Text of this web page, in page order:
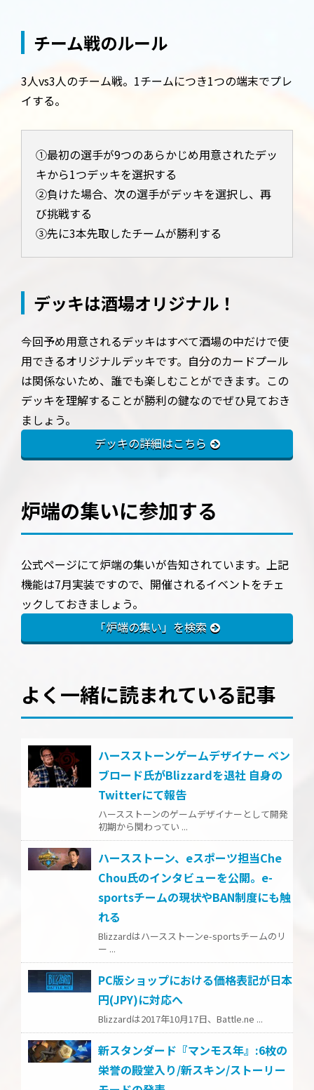
チーム戦のルール
3人vs3人のチーム戦。1チームにつき1つの端末でプレ
イする。
①最初の選手が9つのあらかじめ用意されたデッ
キから1つデッキを選択する
②負けた場合、次の選手がデッキを選択し、再
び挑戦する
③先に3本先取したチームが勝利する
デッキは酒場オリジナル！
今回予め用意されるデッキはすべて酒場の中だけで使
用できるオリジナルデッキです。自分のカードプール
は関係ないため、誰でも楽しむことができます。この
デッキを理解することが勝利の鍵なのでぜひ見ておき
ましょう。
デッキの詳細はこちら
炉端の集いに参加する
公式ページにて炉端の集いが告知されています。上記
機能は7月実装ですので、開催されるイベントをチェ
ックしておきましょう。
「炉端の集い」を検索
よく一緒に読まれている記事
ハースストーンゲームデザイナー ベン
ブロード氏がBlizzardを退社 自身の
Twitterにて報告
ハースストーンのゲームデザイナーとして開発
初期から関わってい ...
ハースストーン、eスポーツ担当Che
Chou氏のインタビューを公開。e-
sportsチームの現状やBAN制度にも触
れる
Blizzardはハースストーンe-sportsチームのリ
ー ...
PC版ショップにおける価格表記が日本
円(JPY)に対応へ
Blizzardは2017年10月17日、Battle.ne ...
新スタンダード『マンモス年』:6枚の
栄誉の殿堂入り/新スキン/ストーリー